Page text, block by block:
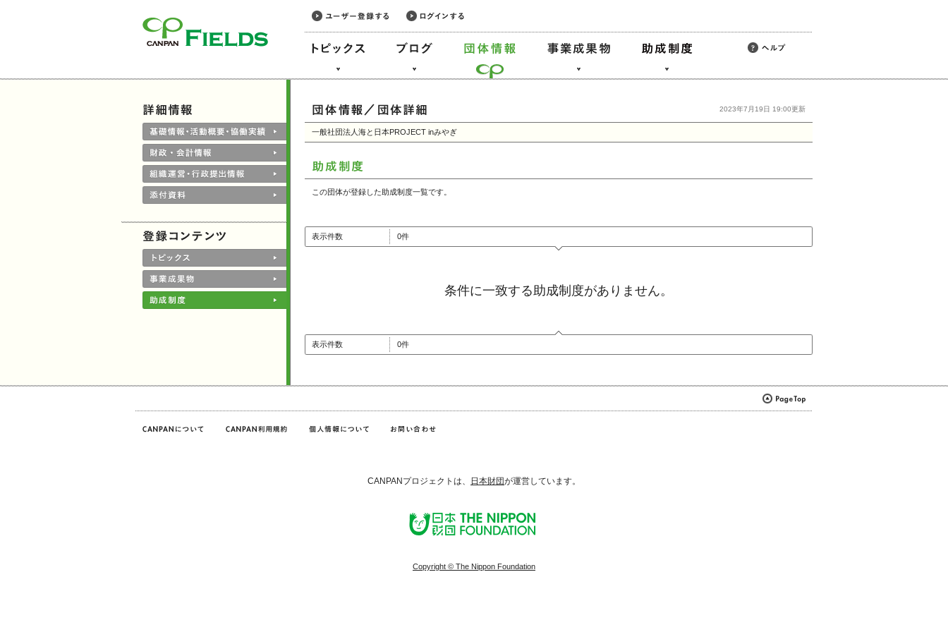
2023年7月19日 19:00更新
一般社団法人海と日本PROJECT inみやぎ
この団体が登録した助成制度一覧です。
表示件数 0件
条件に一致する助成制度がありません。
表示件数 0件
CANPANプロジェクトは、 日本財団が運営しています。
Copyright © The Nippon Foundation